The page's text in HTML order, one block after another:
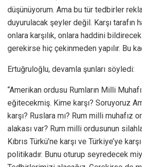
düşünüyorum. Ama bu tür tedbirler
duyurulacak şeyler değil. Karşı tarafın
onlara karşılık, onlara haddini
gerekirse hiç çekinmeden yapılır. Bu
Ertuğruloğlu, devamla şunları söyledi:
“Amerikan ordusu Rumların Milli
eğitecekmiş. Kime karşı? Soruyoruz
karşı? Ruslara mı? Rum milli muhafız
alakası var? Rum milli ordusunun
Kıbrıs Türkü’ne karşı ve Türkiye’ye
politikadır. Bunu oturup seyredecek